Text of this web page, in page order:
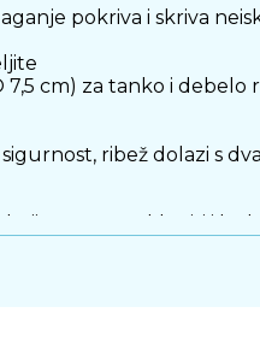
pokriva i skriva
cm) za tanko i
ribež dolazi s
koji se mogu ukloniti i